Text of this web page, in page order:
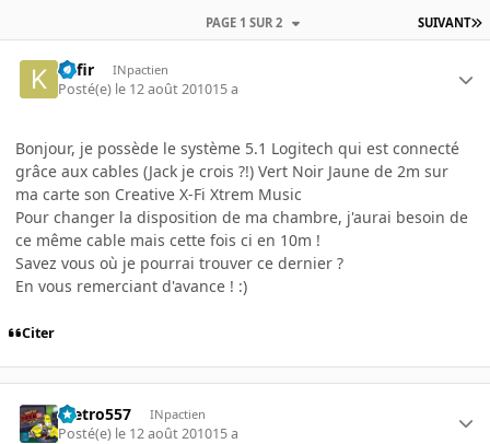
SUIVANT
PAGE 1 SUR 2
Kafir INpactien
Posté(e) le 12 août 201015 a
Bonjour, je possède le système 5.1 Logitech qui est connecté
grâce aux cables (Jack je crois ?!) Vert Noir Jaune de 2m sur
ma carte son Creative X-Fi Xtrem Music
Pour changer la disposition de ma chambre, j'aurai besoin de
ce même cable mais cette fois ci en 10m !
Savez vous où je pourrai trouver ce dernier ?
En vous remerciant d'avance ! :)
Citer
metro557 INpactien
Posté(e) le 12 août 201015 a